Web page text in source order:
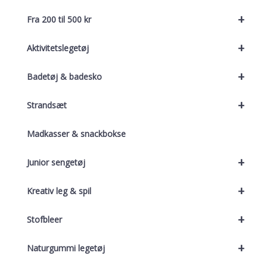
+
Fra 200 til 500 kr
+
Aktivitetslegetøj
+
Badetøj & badesko
+
Strandsæt
Madkasser & snackbokse
+
Junior sengetøj
+
Kreativ leg & spil
+
Stofbleer
+
Naturgummi legetøj